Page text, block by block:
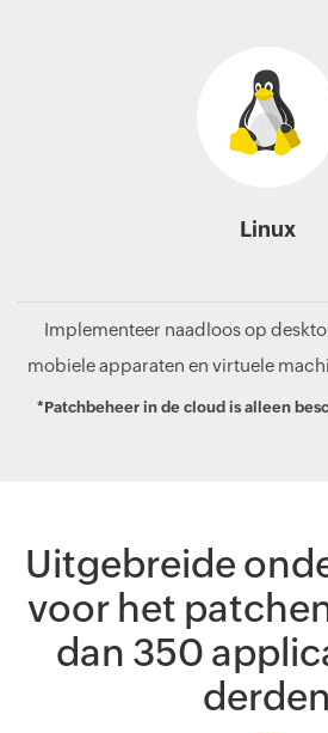
Linux
Implementeer naadloos op
mobiele apparaten en virtuele
*Patchbeheer in de cloud is alleen
Uitgebreide
voor het
dan 350
derden